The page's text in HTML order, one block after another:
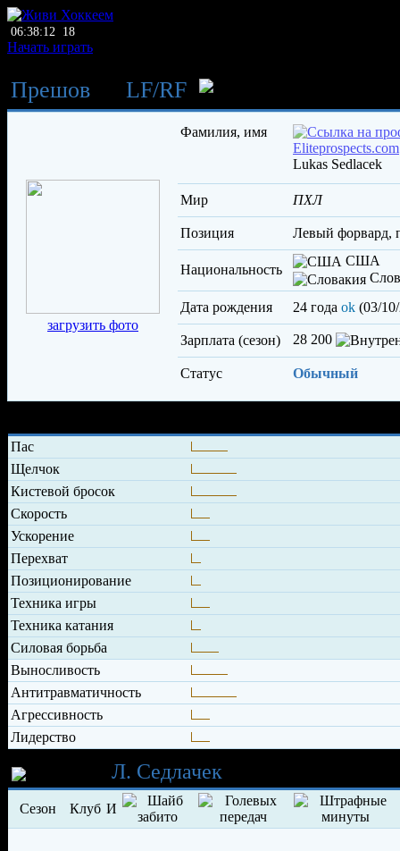
06:38:12 18
Начать играть
Прешов LF/RF
загрузить фото
Фамилия, имя
Lukas Sedlacek
Мир ПХЛ
Позиция левый
Национальность
США
Дата рождения
24 года ok (03/
Зарплата (сезон) 28 200
Статус Обычный
Пас
Щелчок
Кистевой бросок
Скорость
Ускорение
Перехват
Позиционирование
Техника игры
Техника катания
Силовая борьба
Выносливость
Антитравматичность
Агрессивность
Лидерство
Л. Седлачек
Сезон Клуб И